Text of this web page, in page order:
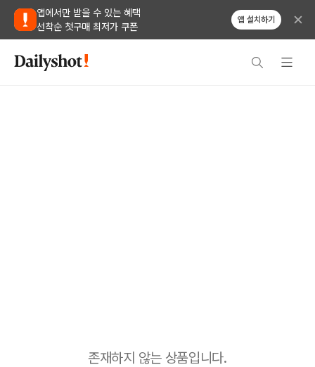
앱에서만 받을 수 있는 혜택
선착순 첫구매 최저가 쿠폰
앱 설치하기
존재하지 않는 상품입니다.